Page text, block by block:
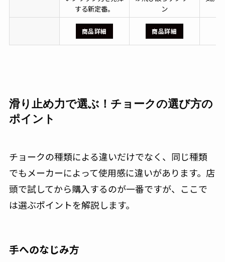
する新定番。
ン
商品詳細 商品詳細
滑り止め力で選ぶ！チョークの選び方の
ポイント
チョークの種類による違いだけでなく、同じ種類
でもメーカーによって使用感に違いがあります。店
頭で試してから購入するのが一番ですが、ここで
は選ぶポイントを解説します。
手へのなじみ方